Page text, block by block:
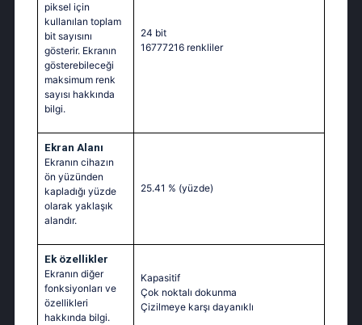
piksel için
kullanılan toplam
bit sayısını
gösterir. Ekranın
gösterebileceği
maksimum renk
sayısı hakkında
bilgi.
24 bit
16777216 renkliler
Ekran Alanı
Ekranın cihazın
ön yüzünden
kapladığı yüzde
olarak yaklaşık
alandır.
25.41 % (yüzde)
Ek özellikler
Ekranın diğer
fonksiyonları ve
özellikleri
hakkında bilgi.
Kapasitif
Çok noktalı dokunma
Çizilmeye karşı dayanıklı